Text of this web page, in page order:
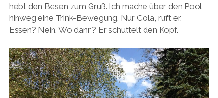
hebt den Besen zum Gruß. Ich mache über den Pool
hinweg eine Trink-Bewegung. Nur Cola, ruft er.
Essen? Nein. Wo dann? Er schüttelt den Kopf.